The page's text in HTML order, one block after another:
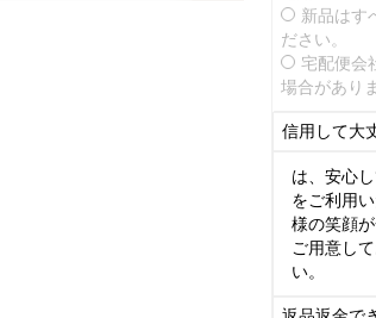
新品はす
ださい。
宅配便会
場合があり
信用して大
は、安心
をご利用
様の笑顔
ご用意し
い。